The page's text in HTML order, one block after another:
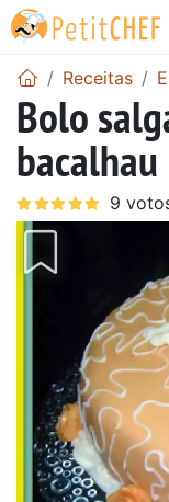
Receitas
Bolo
bacalhau